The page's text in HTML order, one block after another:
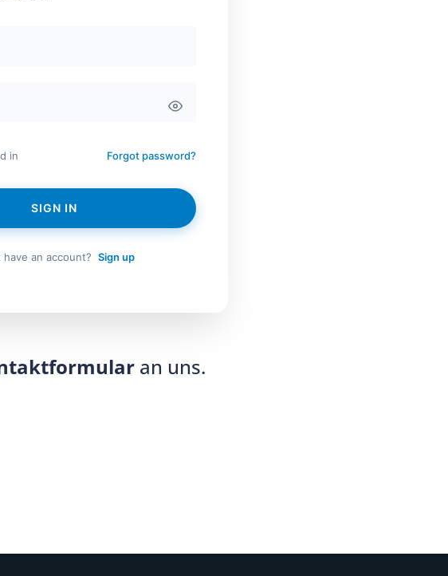
in Forgot password?
SIGN IN
have an account? Sign up
an uns.